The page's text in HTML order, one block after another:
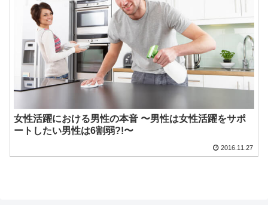
女性活躍における男性の本音 〜男性は女性活躍をサポ
ートしたい男性は6割弱?!〜
2016.11.27